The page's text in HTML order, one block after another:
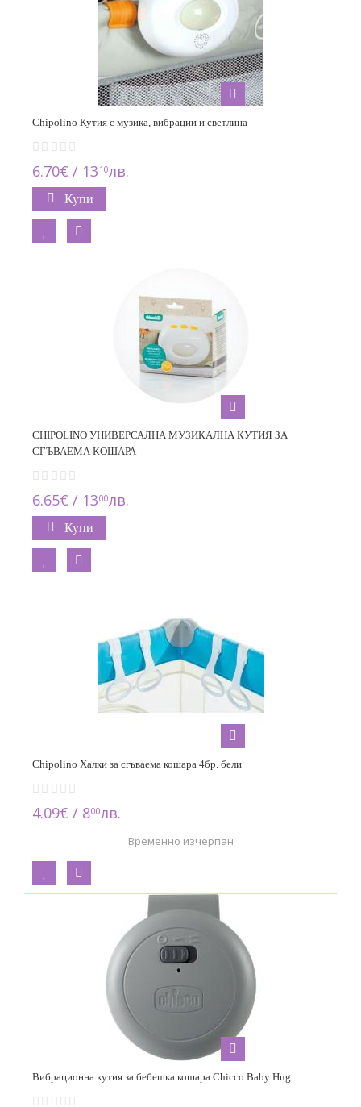
Chipolino Кутия с музика, вибрации и светлина
6.70€ / 13 10лв.
Купи
CHIPOLINO УНИВЕРСАЛНА МУЗИКАЛНА КУТИЯ ЗА
СГЪВАЕМА КОШАРА
6.65€ / 1300лв.
Купи
Chipolino Халки за сгъваема кошара 4бр. бели
4.09€ / 800лв.
Временно изчерпан
Вибрационна кутия за бебешка кошара Chicco Baby Hug